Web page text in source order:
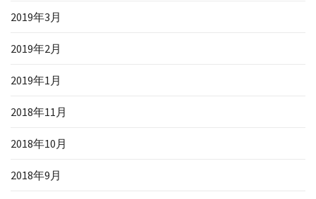
2019年3月
2019年2月
2019年1月
2018年11月
2018年10月
2018年9月